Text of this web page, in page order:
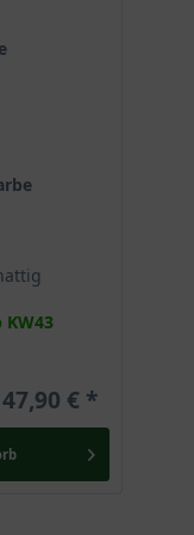
gilt
ist in
47,90 €